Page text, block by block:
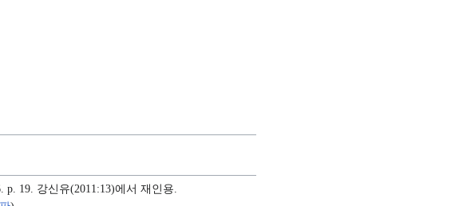
19. 강신유(2011:13)에서 재인용.